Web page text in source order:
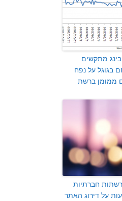
מתקשים
בגוגל על נפח
ממומן ברשת
חברתיות
על דירוג האתר